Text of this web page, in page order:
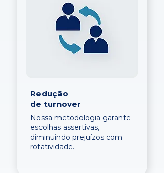
Redução
de turnover
Nossa metodologia garante
escolhas assertivas,
diminuindo prejuízos com
rotatividade.